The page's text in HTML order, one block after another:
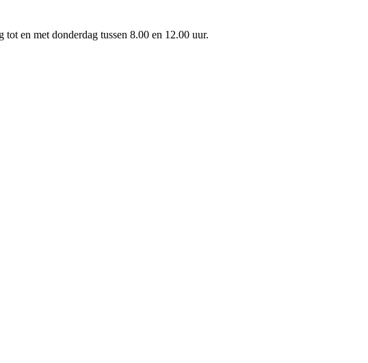
en met donderdag tussen 8.00 en 12.00 uur.